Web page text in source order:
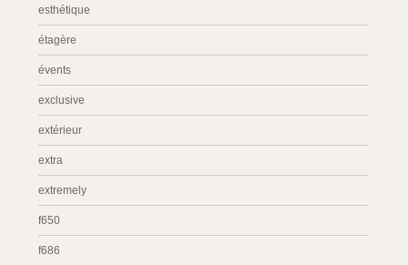
esthétique
étagère
évents
exclusive
extérieur
extra
extremely
f650
f686